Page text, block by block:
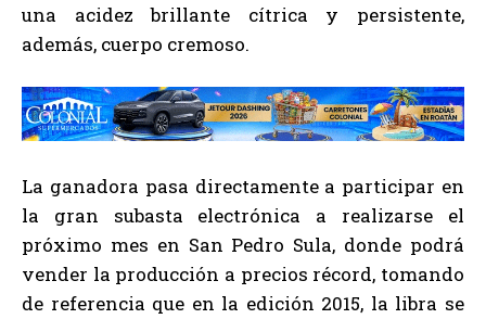
una acidez brillante cítrica y persistente,
además, cuerpo cremoso.
La ganadora pasa directamente a participar en
la gran subasta electrónica a realizarse el
próximo mes en San Pedro Sula, donde podrá
vender la producción a precios récord, tomando
de referencia que en la edición 2015, la libra se